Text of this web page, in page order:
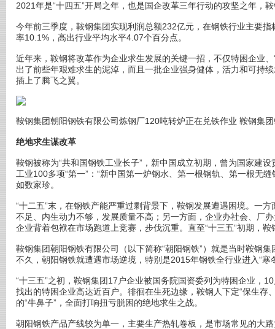
2021年是“十四五”开局之年，也是国企改革三年行动的攻坚之年，
今年前三季度，鞍钢集团实现利润总额232亿元，在钢铁行业主要
率10.1%，高出行业平均水平4.07个百分点。
近年来，鞍钢将改革作为企业求生发展的关键一招，不仅特困企业
出了前些年艰难求生的泥淖，而且一批企业强身健体，活力和可持
插上了腾飞之翼。
鞍钢集团朝阳钢铁有限公司炼钢厂120吨转炉正在兑铁作业 鞍钢集
绝地求生谋改革
鞍钢被称为“共和国钢铁工业长子”，新中国成立初期，曾为国家建
工业100多项“第一”：“新中国第一炉钢水、第一根钢轨、第一根无
如数家珍。
“十二五”末，在钢铁产能严重过剩背景下，鞍钢发展遭遇困境。一
不足、内生动力不够，发展质量不高；另一方面，企业办社会、厂
企业背着包袱在市场跑道上竞赛，步伐沉重。直至“十三五”初期，
鞍钢集团朝阳钢铁有限公司（以下简称“朝阳钢铁”）就是当时鞍钢
不久，朝阳钢铁就遭遇市场逆境，特别是2015年钢铁全行业进入“寒
“十三五”之初，鞍钢集团17户企业被国务院国资委列为特困企业，
找出的特困企业高达近百户。徘徊在生死边缘，鞍钢人下定“保生存
的“牛鼻子”，全面打响扭亏脱困的绝地求生之战。
朝阳钢铁产品产线较为单一，主要生产热轧卷板，是市场常见的大